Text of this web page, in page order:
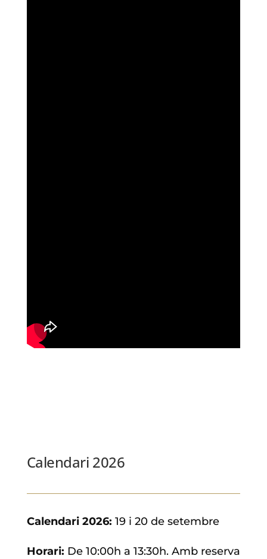
Calendari 2026
Calendari 2026: 19 i 20 de setembre
Horari: De 10:00h a 13:30h. Amb reserva